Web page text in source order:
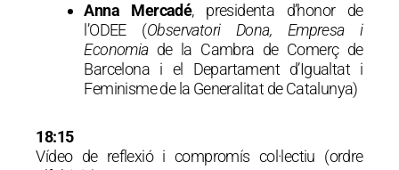
Anna Mercadé, presidenta d’honor de
l’ODEE (Observatori Dona, Empresa i
Economiade la Cambra de Comerç de
Barcelona i el Departament d’Igualtat i
Feminisme de la Generalitat de Catalunya)
18:15
Vídeo de reflexió i compromís col·lectiu (ordre